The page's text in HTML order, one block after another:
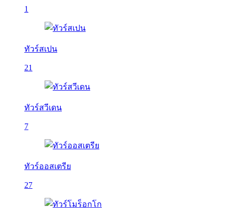
1
ทัวร์สเปน
21
ทัวร์สวีเดน
7
ทัวร์ออสเตรีย
27